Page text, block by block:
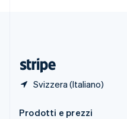
Svizzera (Italiano)
Prodotti e prezzi